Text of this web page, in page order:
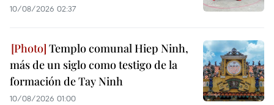
10/08/2026 02:37
Templo comunal Hiep Ninh,
más de un siglo como testigo de la
formación de Tay Ninh
10/08/2026 01:00